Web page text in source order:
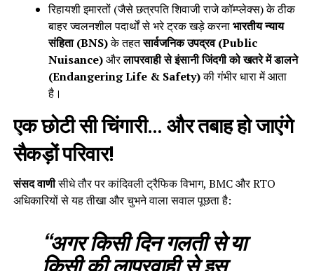
रिहायशी इमारतों (जैसे छत्रपति शिवाजी राजे कॉम्प्लेक्स) के ठीक
बाहर ज्वलनशील पदार्थों से भरे ट्रक खड़े करनाभारतीय न्याय
संहिता (BNS)के तहतसार्वजनिक उपद्रव (Public
Nuisance)औरलापरवाही से इंसानी जिंदगी को खतरे में डालने
(Endangering Life & Safety)की गंभीर धारा में आता
है।
एक छोटी सी चिंगारी… और तबाह हो जाएंगे
सैकड़ों परिवार!
संसद वाणीसीधे तौर पर कांदिवली ट्रैफिक विभाग, BMC और RTO
अधिकारियों से यह तीखा और चुभने वाला सवाल पूछता है:
“अगर किसी दिन गलती से या
किसी की लापरवाही से इस